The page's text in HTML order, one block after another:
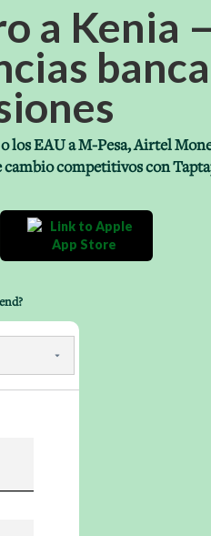
a Kenia
los EAU a M-Pesa, Airtel
competitivos con